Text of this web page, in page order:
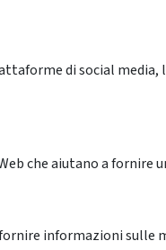
di social
che aiutano a fornire
informazioni sulle